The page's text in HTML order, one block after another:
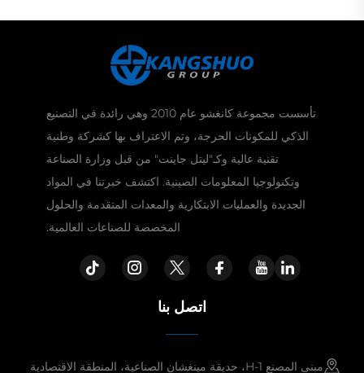
تأسست مجموعة كانغشو عام 2010 وهي رائدة في التصنيع
الذكي للمكونات الحرجة، وتم الاعتراف بها كشركة وطنية
تقنية عالية وكـ"ليتل جاينت" من قبل وزارة الصناعة
وتكنولوجيا المعلومات الصينية. اكتشف خبرتنا في المواد
الجديدة والعمليات الابتكارية والمعدات المتقدمة والحلول
المخصصة للصناعات العالمية.
اتصل بنا
مبنى المصنع H-1، حديقة مينغشان الصناعية، المنطقة الاقتصادية